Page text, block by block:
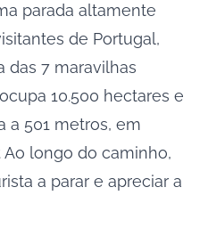
parada altamente
de Portugal,
das 7 maravilhas
10.500 hectares e
a 501 metros, em
Ao longo do caminho,
a parar e apreciar a